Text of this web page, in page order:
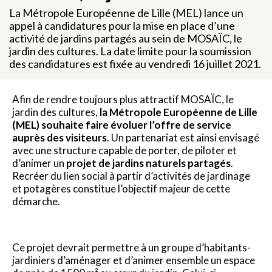
La Métropole Européenne de Lille (MEL) lance un
appel à candidatures pour la mise en place d’une
activité de jardins partagés au sein de MOSAÏC, le
jardin des cultures. La date limite pour la soumission
des candidatures est fixée au vendredi 16 juillet 2021.
Afin de rendre toujours plus attractif MOSAÏC, le
jardin des cultures, la Métropole Européenne de Lille
(MEL) souhaite faire évoluer l’offre de service
auprès des visiteurs. Un partenariat est ainsi envisagé
avec une structure capable de porter, de piloter et
d’animer un projet de jardins naturels partagés.
Recréer du lien social à partir d’activités de jardinage
et potagères constitue l’objectif majeur de cette
démarche.
Ce projet devrait permettre à un groupe d’habitants-
jardiniers d’aménager et d’animer ensemble un espace